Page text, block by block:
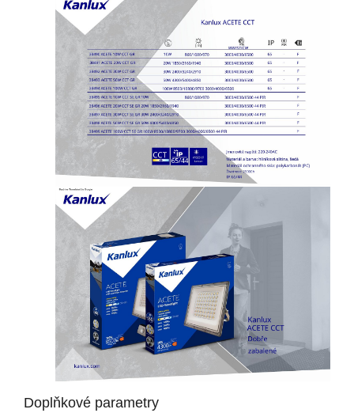
Doplňkové parametry